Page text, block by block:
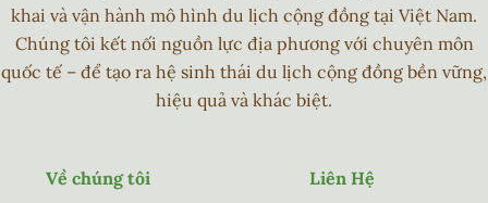
khai và vận hành mô hình du lịch cộng đồng tại Việt Nam.
Chúng tôi kết nối nguồn lực địa phương với chuyên môn
quốc tế – để tạo ra hệ sinh thái du lịch cộng đồng bền vững,
hiệu quả và khác biệt.
Về chúng tôi
Liên Hệ